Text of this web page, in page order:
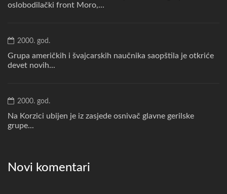
oslobodilački front Moro,...
2000. god.
Grupa američkih i švajcarskih naučnika saopštila je otkriće
devet novih...
2000. god.
Na Korzici ubijen je iz zasjede osnivač glavne gerilske
grupe...
Novi komentari